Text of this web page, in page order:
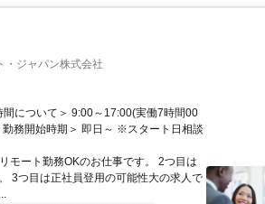
・ジャパン株式会社
について＞ 9:00～17:00(実働7時間00
務開始時期＞ 即日～ ※スタート日相談
モート勤務OKのお仕事です。 2つ目は
3つ目は正社員登用の可能性大の求人で